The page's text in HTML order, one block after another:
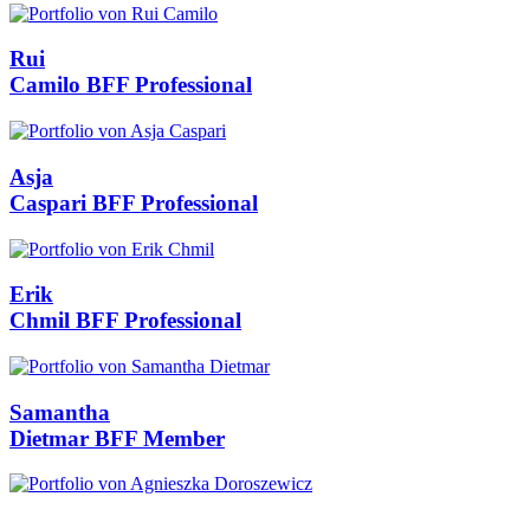
Rui
Camilo BFF Professional
Asja
Caspari BFF Professional
Erik
Chmil BFF Professional
Samantha
Dietmar BFF Member